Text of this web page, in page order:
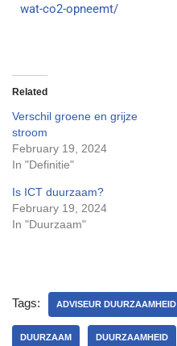
wat-co2-opneemt/
Related
Verschil groene en grijze
stroom
February 19, 2024
In "Definitie"
Is ICT duurzaam?
February 19, 2024
In "Duurzaam"
Tags: ADVISEUR DUURZAAMHEID
DUURZAAM DUURZAAMHEID